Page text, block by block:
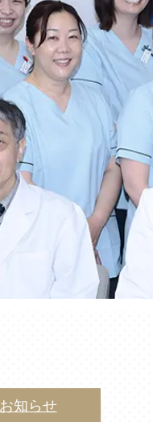
お知らせ